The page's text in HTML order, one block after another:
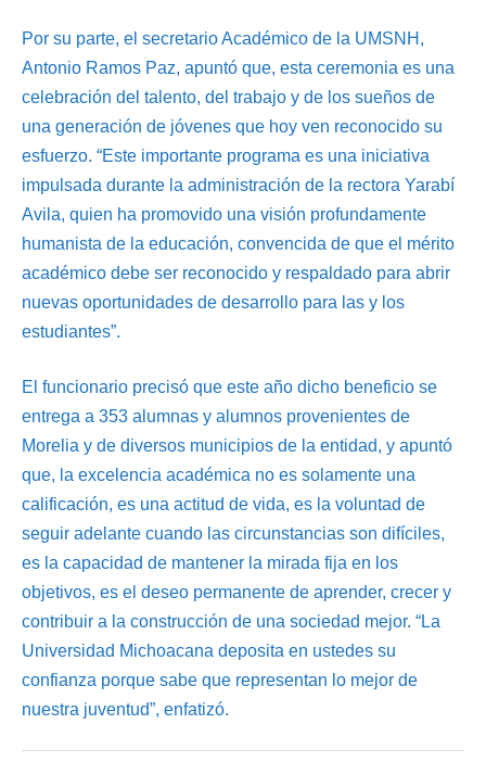
Por su parte, el secretario Académico de la UMSNH,
Antonio Ramos Paz, apuntó que, esta ceremonia es una
celebración del talento, del trabajo y de los sueños de
una generación de jóvenes que hoy ven reconocido su
esfuerzo. “Este importante programa es una iniciativa
impulsada durante la administración de la rectora Yarabí
Avila, quien ha promovido una visión profundamente
humanista de la educación, convencida de que el mérito
académico debe ser reconocido y respaldado para abrir
nuevas oportunidades de desarrollo para las y los
estudiantes”.
El funcionario precisó que este año dicho beneficio se
entrega a 353 alumnas y alumnos provenientes de
Morelia y de diversos municipios de la entidad, y apuntó
que, la excelencia académica no es solamente una
calificación, es una actitud de vida, es la voluntad de
seguir adelante cuando las circunstancias son difíciles,
es la capacidad de mantener la mirada fija en los
objetivos, es el deseo permanente de aprender, crecer y
contribuir a la construcción de una sociedad mejor. “La
Universidad Michoacana deposita en ustedes su
confianza porque sabe que representan lo mejor de
nuestra juventud”, enfatizó.